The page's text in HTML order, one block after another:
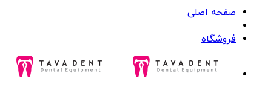
صفحه اصلی
فروشگاه